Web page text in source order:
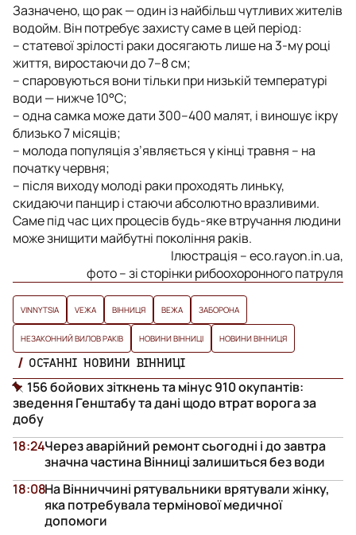
Зазначено, що рак — один із найбільш чутливих жителів
водойм. Він потребує захисту саме в цей період:
– статевої зрілості раки досягають лише на 3-му році
життя, виростаючи до 7–8 см;
– спаровуються вони тільки при низькій температурі
води — нижче 10°C;
– одна самка може дати 300–400 малят, і виношує ікру
близько 7 місяців;
– молода популяція з’являється у кінці травня – на
початку червня;
– після виходу молоді раки проходять линьку,
скидаючи панцир і стаючи абсолютно вразливими.
Саме під час цих процесів будь-яке втручання людини
може знищити майбутні покоління раків.
Ілюстрація – eco.rayon.in.ua,
фото – зі сторінки рибоохоронного патруля
VINNYTSIA VЕЖА ВІННИЦЯ ВЕЖА ЗАБОРОНА
НЕЗАКОННИЙ ВИЛОВ РАКІВ НОВИНИ ВІННИЦІ НОВИНИ ВІННИЦЯ
ОСТАННІ НОВИНИ ВІННИЦІ
156 бойових зіткнень та мінус 910 окупантів:
зведення Генштабу та дані щодо втрат ворога за
добу
Через аварійний ремонт сьогодні і до завтра
значна частина Вінниці залишиться без води
18:24
На Вінниччині рятувальники врятували жінку,
яка потребувала термінової медичної
допомоги
18:08